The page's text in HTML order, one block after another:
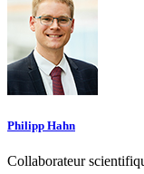
Philipp Hahn
Collaborateur